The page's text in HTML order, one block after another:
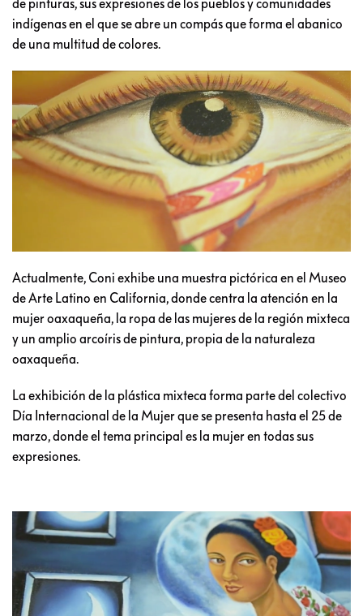
de pinturas, sus expresiones de los pueblos y comunidades
indígenas en el que se abre un compás que forma el abanico
de una multitud de colores.
Actualmente, Coni exhibe una muestra pictórica en el Museo
de Arte Latino en California, donde centra la atención en la
mujer oaxaqueña, la ropa de las mujeres de la región mixteca
y un amplio arcoíris de pintura, propia de la naturaleza
oaxaqueña.
La exhibición de la plástica mixteca forma parte del colectivo
Día Internacional de la Mujer que se presenta hasta el 25 de
marzo, donde el tema principal es la mujer en todas sus
expresiones.